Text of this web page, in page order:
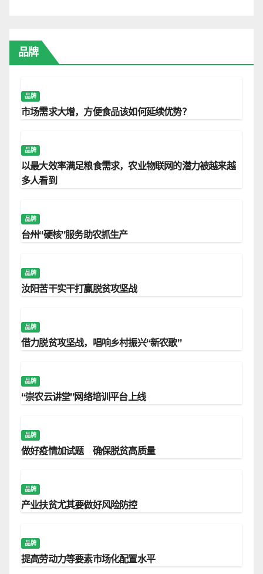
品牌
品牌
市场需求大增，方便食品该如何延续优势？
品牌
以最大效率满足粮食需求，农业物联网的潜力被越来越
多人看到
品牌
台州“硬核”服务助农抓生产
品牌
汝阳苦干实干打赢脱贫攻坚战
品牌
借力脱贫攻坚战，唱响乡村振兴“新农歌”
品牌
“崇农云讲堂”网络培训平台上线
品牌
做好疫情加试题 确保脱贫高质量
品牌
产业扶贫尤其要做好风险防控
品牌
提高劳动力等要素市场化配置水平